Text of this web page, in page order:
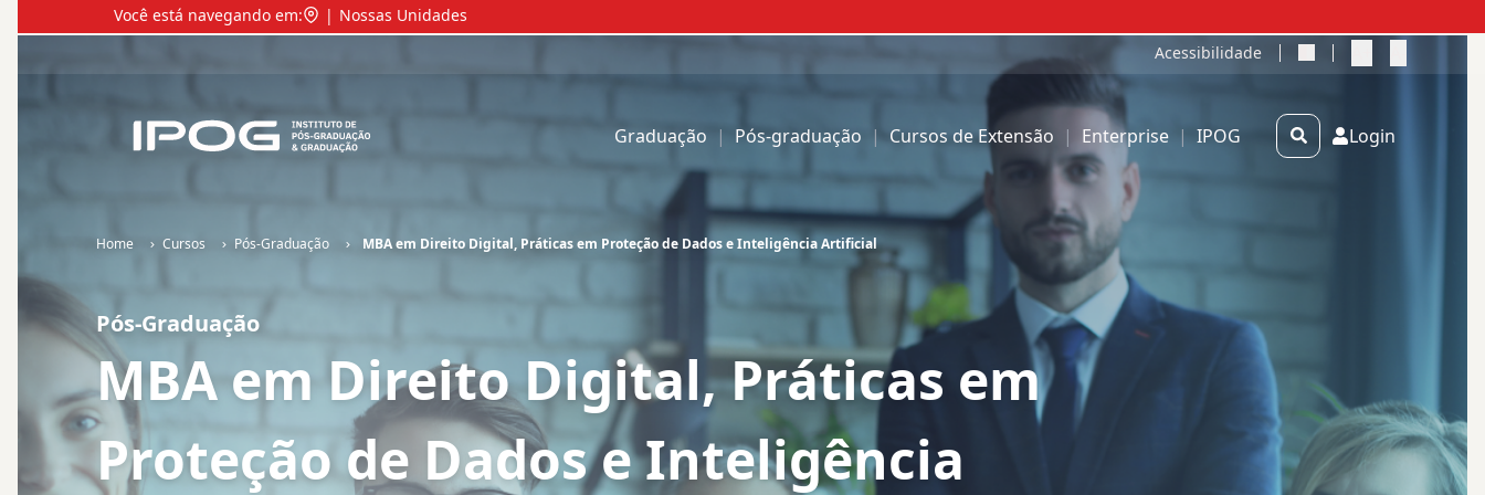
Você está navegando em: | Nossas Unidades
Acessibilidade
IPOG Graduação | Pós-graduação | Cursos de Extensão | Enterprise | IPOG Login
Home Cursos Pós-Graduação MBA em Direito Digital, Práticas em Proteção de Dados e Inteligência Artificial
Pós-Graduação
MBA em Direito Digital, Práticas em
Proteção de Dados e Inteligência
MBA em Direito Digital e Inteligência Artificial - Ao vivo IPOG | IPOG